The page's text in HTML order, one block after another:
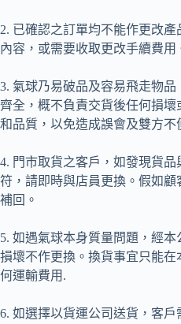
2. 已確認之訂單均不能作更改
內容，或需要收取更改手續費用
3. 氣球乃易破品及容易飛走物
齊全，概不負責交貨後任何損
和品質，以免造成誤會及雙方不
4. 門市取貨之客戶，如發現貨
符，請即時與店員更換。假如
補回。
5. 如遇氣球本身質量問題，經
損壞不作更換。換貨事宜只能
何運輸費用.
6. 如選擇以貨運公司送貨，客